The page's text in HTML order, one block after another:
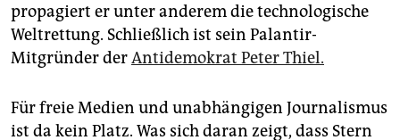
propagiert er unter anderem die technologische
Weltrettung. Schließlich ist sein Palantir-
Mitgründer derAntidemokrat Peter Thiel.
Für freie Medien und unabhängigen Journalismus
ist da kein Platz. Was sich daran zeigt, dass Stern